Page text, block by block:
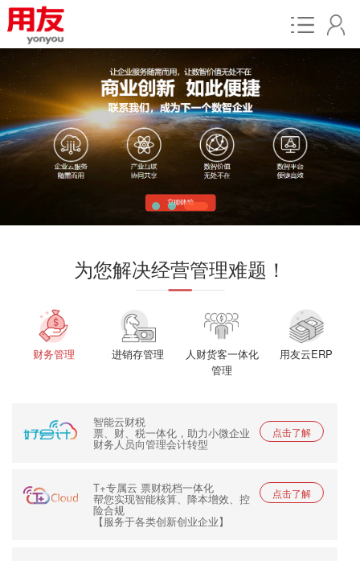
为您解决经营管理难题！
财务管理 进销存管理
人财货客一体化
管理
用友云ERP
智能云财税
票、财、税一体化，助力小微企业
财务人员向管理会计转型
点击了解
T+专属云 票财税档一体化
帮您实现智能核算、降本增效、控
险合规
【服务于各类创新创业企业】
点击了解